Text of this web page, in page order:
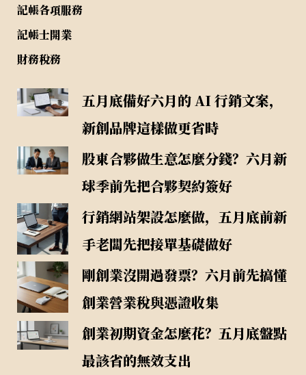
記帳各項服務
記帳士開業
財務稅務
五月底備好六月的 AI 行銷文案，
新創品牌這樣做更省時
股東合夥做生意怎麼分錢？六月新
球季前先把合夥契約簽好
行銷網站架設怎麼做，五月底前新
手老闆先把接單基礎做好
剛創業沒開過發票？六月前先搞懂
創業營業稅與憑證收集
創業初期資金怎麼花？五月底盤點
最該省的無效支出